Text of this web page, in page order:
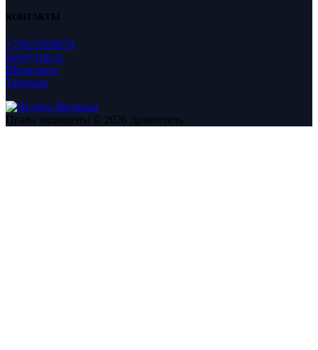
КОНТАКТЫ
+79917059974
info@1nh.ru
ВКонтакте
Telegram
Права защищены © 2026 Домиотель